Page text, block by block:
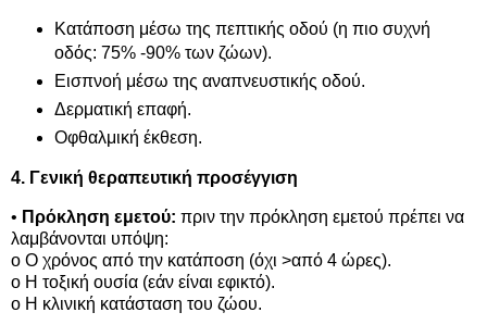
Κατάποση μέσω της πεπτικής οδού (η πιο συχνή
οδός: 75% -90% των ζώων).
Εισπνοή μέσω της αναπνευστικής οδού.
Δερματική επαφή.
Οφθαλμική έκθεση.
4. Γενική θεραπευτική προσέγγιση
• Πρόκληση εμετού: πριν την πρόκληση εμετού πρέπει να
λαμβάνονται υπόψη:
o Ο χρόνος από την κατάποση (όχι >από 4 ώρες).
o Η τοξική ουσία (εάν είναι εφικτό).
o Η κλινική κατάσταση του ζώου.